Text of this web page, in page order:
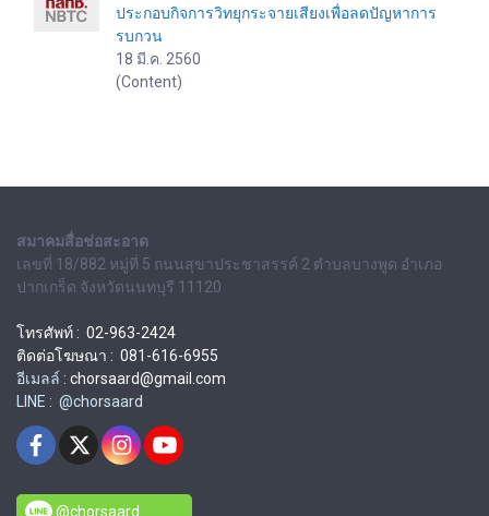
ประกอบกิจการวิทยุกระจายเสียงเพื่อลดปัญหาการ
รบกวน
18 มี.ค. 2560
(Content)
สมาคมสื่อช่อสะอาด
เลขที่ 18/882 หมู่ที่ 5 ถนนสุขาประชาสรรค์ 2 ตำบลบางพูด อำเภอ
ปากเกร็ด จังหวัดนนทบุรี 11120
โทรศัพท์ : 02-963-2424
ติดต่อโฆษณา : 081-616-6955
อีเมลล์ : chorsaard@gmail.com
LINE : @chorsaard
@chorsaard